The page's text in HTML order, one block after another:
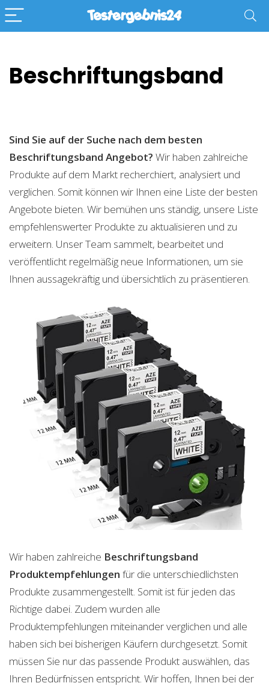
Beschriftungsband
Sind Sie auf der Suche nach dem besten
Beschriftungsband Angebot? Wir haben zahlreiche
Produkte auf dem Markt recherchiert, analysiert und
verglichen. Somit können wir Ihnen eine Liste der besten
Angebote bieten. Wir bemühen uns ständig, unsere Liste
empfehlenswerter Produkte zu aktualisieren und zu
erweitern. Unser Team sammelt, bearbeitet und
veröffentlicht regelmäßig neue Informationen, um sie
Ihnen aussagekräftig und übersichtlich zu präsentieren.
Wir haben zahlreiche Beschriftungsband
Produktempfehlungen für die unterschiedlichsten
Produkte zusammengestellt. Somit ist für jeden das
Richtige dabei. Zudem wurden alle
Produktempfehlungen miteinander verglichen und alle
haben sich bei bisherigen Käufern durchgesetzt. Somit
müssen Sie nur das passende Produkt auswählen, das
Ihren Bedürfnissen entspricht. Wir hoffen, Ihnen bei der